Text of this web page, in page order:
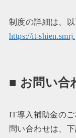
制度の詳細は、
https://it-
■ お問い合
IT導入補助金の
問い合わせは、